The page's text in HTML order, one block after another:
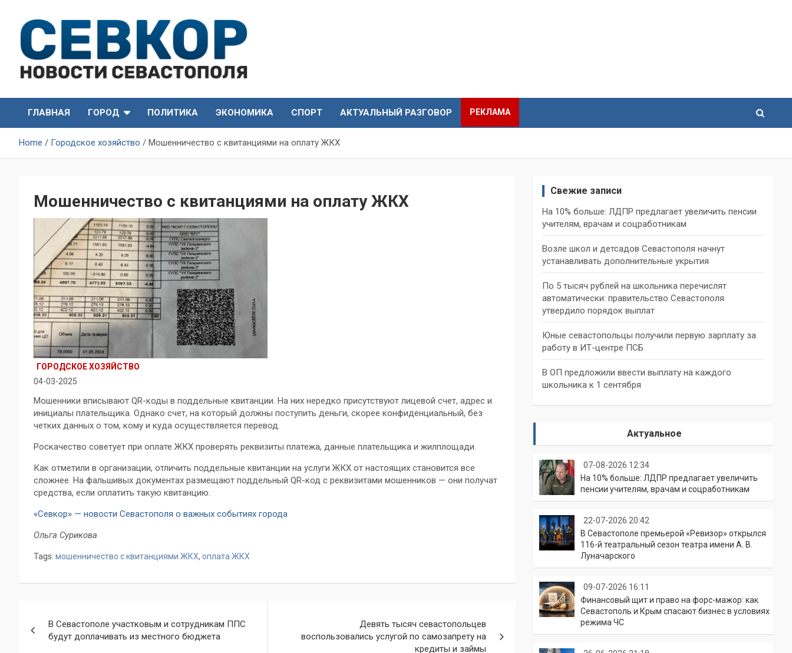
content
СевКор — Новости
Севастополя
Севастополя
ГЛАВНАЯ
ГОРОД ПОЛИТИКА ЭКОНОМИКА СПОРТ АКТУАЛЬНЫЙ РАЗГОВОР РЕКЛАМА
Home Городское хозяйство Мошенничество с квитанциями на оплату ЖКХ
Мошенничество с квитанциями на оплату ЖКХ
ГОРОДСКОЕ ХОЗЯЙСТВО
04-03-2025
Мошенники вписывают QR-коды в поддельные квитанции. На них нередко присутствуют лицевой счет, адрес и
инициалы плательщика. Однако счет, на который должны поступить деньги, скорее конфиденциальный, без
четких данных о том, кому и куда осуществляется перевод.
Роскачество советует при оплате ЖКХ проверять реквизиты платежа, данные плательщика и жилплощади.
Как отметили в организации, отличить поддельные квитанции на услуги ЖКХ от настоящих становится все
сложнее. На фальшивых документах размещают поддельный QR-код с реквизитами мошенников — они получат
средства, если оплатить такую квитанцию.
«Севкор» — новости Севастополя о важных событиях города
Ольга Сурикова
Tags: мошенничество с квитанциями ЖКХ, оплата ЖКХ
по
В Севастополе участковым и сотрудникам ППС
будут доплачивать из местного бюджета
Девять тысяч севастопольцев
воспользовались услугой по самозапрету на
кредиты и займы
Свежие записи
На 10% больше: ЛДПР предлагает увеличить пенсии
учителям, врачам и соцработникам
Возле школ и детсадов Севастополя начнут
устанавливать дополнительные укрытия
По 5 тысяч рублей на школьника перечислят
автоматически: правительство Севастополя
утвердило порядок выплат
Юные севастопольцы получили первую зарплату за
работу в ИТ-центре ПСБ
В ОП предложили ввести выплату на каждого
школьника к 1 сентября
Актуальное
07-08-2026 12:34
На 10% больше: ЛДПР предлагает увеличить
пенсии учителям, врачам и соцработникам
22-07-2026 20:42
В Севастополе премьерой «Ревизор» открылся
116-й театральный сезон театра имени А. В.
Луначарского
09-07-2026 16:11
Финансовый щит и право на форс-мажор: как
Севастополь и Крым спасают бизнес в условиях
режима ЧС